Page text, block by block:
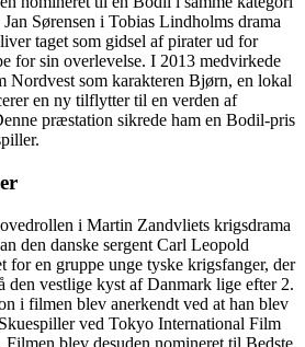
Sørensen i Tobias Lindholms drama
taget som gidsel af pirater ud for
for sin overlevelse. I 2013 medvirkede
som karakteren Bjørn, en lokal
en ny tilflytter til en verden af
præstation sikrede ham en Bodil-pris
i Martin Zandvliets krigsdrama
den danske sergent Carl Leopold
for en gruppe unge tyske krigsfanger, der
den vestlige kyst af Danmark lige efter 2.
i filmen blev anerkendt ved at han blev
ved Tokyo International Film
blev desuden nomineret til Bedste